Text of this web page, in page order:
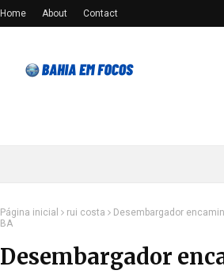
Home About Contact
Página inicial rui costa
Desembargador
BA
Desembargador